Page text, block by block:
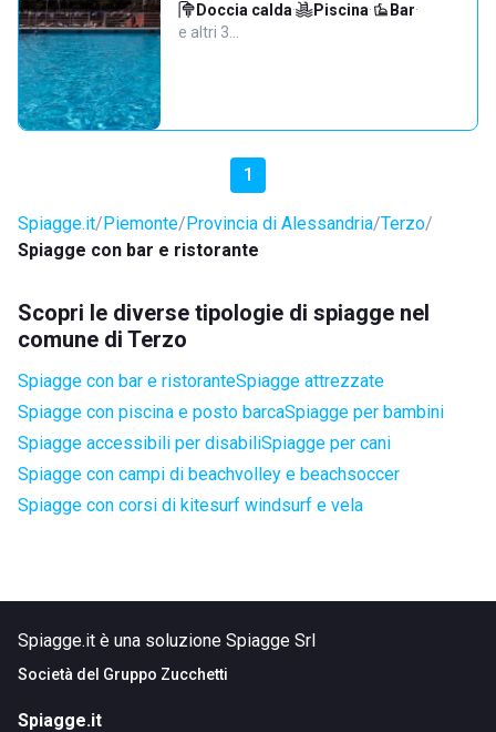
Doccia calda· Piscina· Bar·
e altri 3…
1
Spiagge.it Piemonte Provincia di Alessandria Terzo
Spiagge con bar e ristorante
Scopri le diverse tipologie di spiagge nel
comune di Terzo
Spiagge con bar e ristoranteSpiagge attrezzate
Spiagge con piscina e posto barcaSpiagge per bambini
Spiagge accessibili per disabiliSpiagge per cani
Spiagge con campi di beachvolley e beachsoccer
Spiagge con corsi di kitesurf windsurf e vela
Spiagge.it è una soluzione Spiagge Srl
Società del Gruppo Zucchetti
Spiagge.it